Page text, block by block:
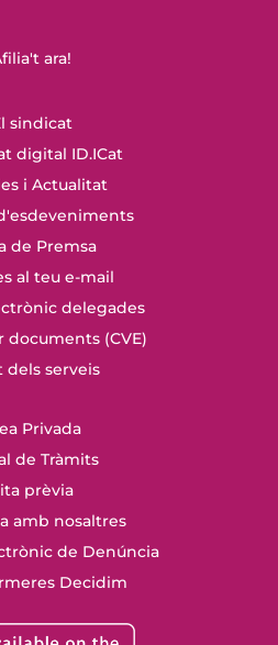
ara!
sindicat
digital ID.ICat
i Actualitat
de Premsa
al teu e-mail
delegades
documents (CVE)
dels serveis
Privada
de Tràmits
prèvia
amb nosaltres
de Denúncia
Decidim